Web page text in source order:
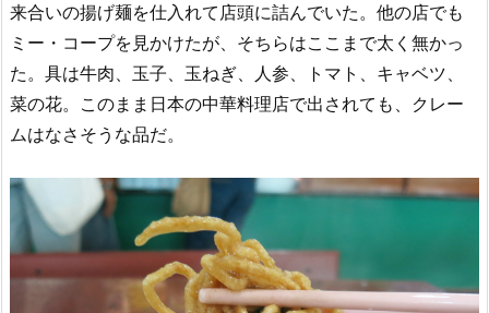
来合いの揚げ麺を仕入れて店頭に詰んでいた。他の店でも
ミー・コープを見かけたが、そちらはここまで太く無かっ
た。具は牛肉、玉子、玉ねぎ、人参、トマト、キャベツ、
菜の花。このまま日本の中華料理店で出されても、クレー
ムはなさそうな品だ。